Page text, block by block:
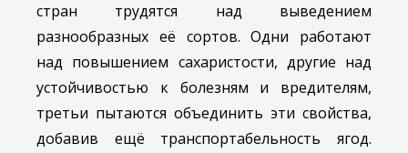
стран трудятся над выведением
разнообразных её сортов. Одни работают
над повышением сахаристости, другие над
устойчивостью к болезням и вредителям,
третьи пытаются объединить эти свойства,
добавив ещё транспортабельность ягод.